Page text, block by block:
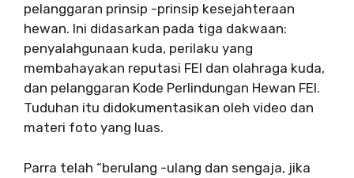
pelanggaran prinsip -prinsip kesejahteraan
hewan. Ini didasarkan pada tiga dakwaan:
penyalahgunaan kuda, perilaku yang
membahayakan reputasi FEI dan olahraga kuda,
dan pelanggaran Kode Perlindungan Hewan FEI.
Tuduhan itu didokumentasikan oleh video dan
materi foto yang luas.
Parra telah “berulang -ulang dan sengaja, jika